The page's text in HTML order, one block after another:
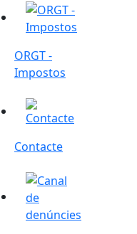
ORGT - Impostos
ORGT -
Impostos
Contacte
Contacte
Canal de denúncies